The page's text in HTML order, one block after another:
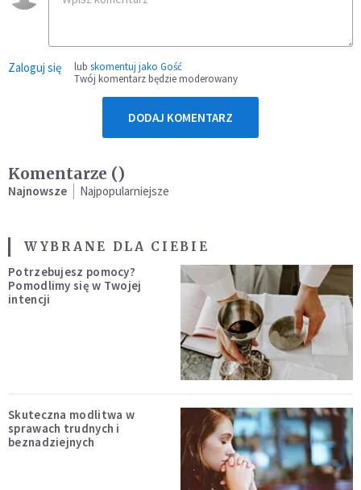
Zaloguj się lub skomentuj jako Gość
Twój komentarz będzie moderowany
DODAJ KOMENTARZ
Komentarze ()
Najnowsze Najpopularniejsze
WYBRANE DLA CIEBIE
Potrzebujesz pomocy?
Pomodlimy się w Twojej
intencji
Skuteczna modlitwa w
sprawach trudnych i
beznadziejnych